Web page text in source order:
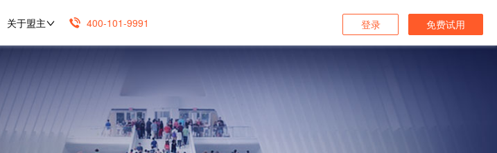
关于盟主 400-101-9991 登录 免费试用